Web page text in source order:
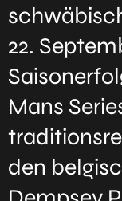
22.
Mans
den